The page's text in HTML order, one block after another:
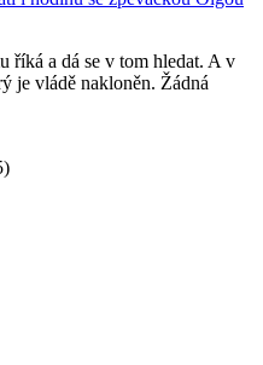
říká a dá se v tom hledat. A v
je vládě nakloněn. Žádná